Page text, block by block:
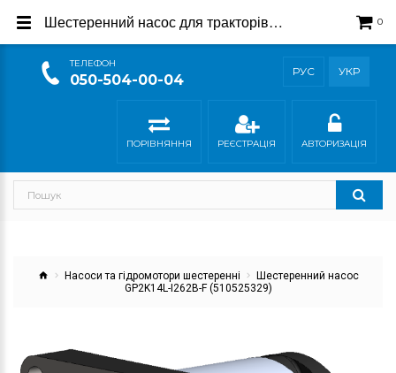
ТEЛЕФОН
050-504-00-04
РУС УКР
0
ПОРІВНЯННЯ РЕЄСТРАЦІЯ АВТОРИЗАЦІЯ
Насоси та гідромотори шестеренні
Шестеренний насос
GP2K14L-I262B-F (510525329)
Шестеренний насос для тракторів Hürlimann 510525329